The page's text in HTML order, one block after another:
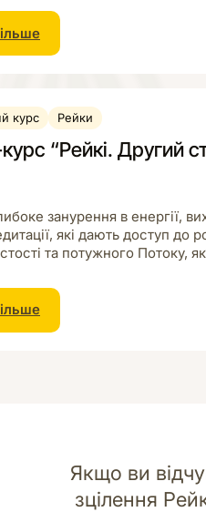
курс Рейки
“Рейкі. Другий
занурення в енергії,
які дають доступ до
та потужного
Якщо ви
зцілення